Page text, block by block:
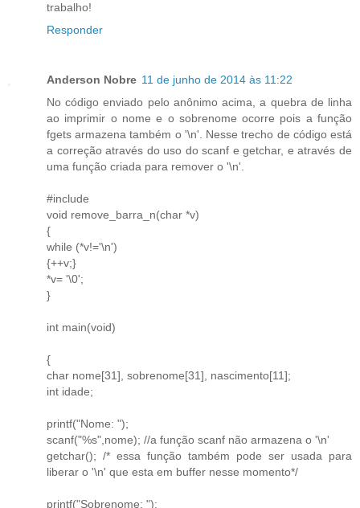
trabalho!
Responder
Anderson Nobre 11 de junho de 2014 às 11:22
No código enviado pelo anônimo acima, a quebra de linha
ao imprimir o nome e o sobrenome ocorre pois a função
fgets armazena também o '\n'. Nesse trecho de código está
a correção através do uso do scanf e getchar, e através de
uma função criada para remover o '\n'.
#include
void remove_barra_n(char *v)
{
while (*v!='\n')
{++v;}
*v= '\0';
}
int main(void)
{
char nome[31], sobrenome[31], nascimento[11];
int idade;
printf("Nome: ");
scanf("%s",nome); //a função scanf não armazena o '\n'
getchar(); /* essa função também pode ser usada para
liberar o '\n' que esta em buffer nesse momento*/
printf("Sobrenome: ");